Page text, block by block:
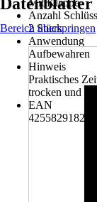
Mit Klappe
Anzahl
2 Stück
Anwendung
Aufbewahren
Hinweis
Praktisches
trocken und
EAN
4255829182819
Bereich überspringen